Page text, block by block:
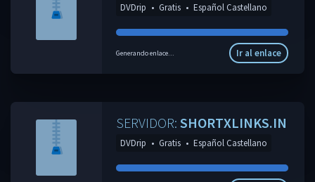
DVDrip • Gratis • Español Castellano
Generando enlace... Ir al enlace
SERVIDOR: SHORTXLINKS.IN
DVDrip • Gratis • Español Castellano